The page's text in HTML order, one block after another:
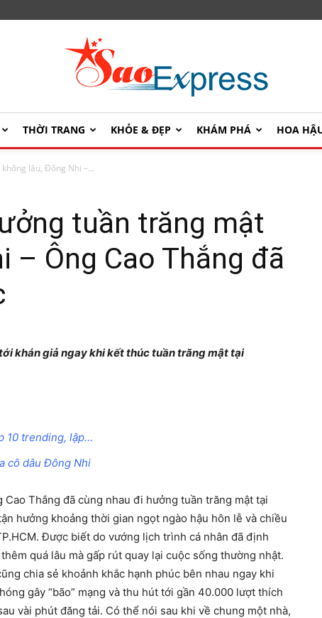
SaoExpress
THỜI TRANG KHỎE & ĐẸP KHÁM PHÁ HOA
lâu, Đông Nhi –...
tuần trăng mật
– Ông Cao Thắng đã
khán giả ngay khi kết thúc tuần trăng mật tại
10 trending, lập…
cô dâu Đông Nhi
Thắng đã cùng nhau đi hưởng tuần trăng mật tại
hưởng khoảng thời gian ngọt ngào hậu hôn lễ và chiều
Được biết do vướng lịch trình cá nhân đã định
quá lâu mà gấp rút quay lại cuộc sống thường nhật.
chia sẻ khoảnh khắc hạnh phúc bên nhau ngay khi
gây “bão” mạng và thu hút tới gần 40.000 lượt thích
vài phút đăng tải. Có thể nói sau khi về chung một nhà,